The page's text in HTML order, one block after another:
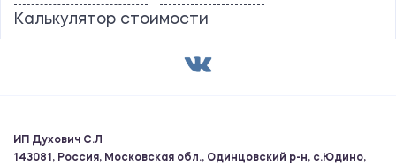
Калькулятор стоимости
ИП Духович С.Л
143081, Россия, Московская обл., Одинцовский р-н, с.Юдино,